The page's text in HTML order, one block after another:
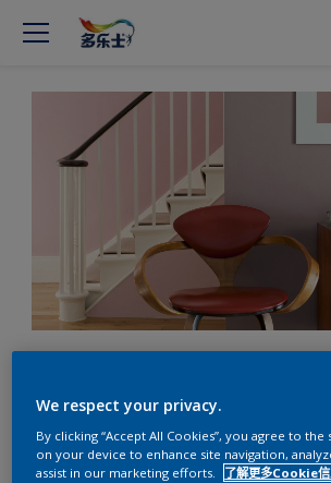
彩搭配打造怀旧感
We respect your privacy.
By clicking “Accept All Cookies”, you agree to
on your device to enhance site navigation,
assist in our marketing efforts.
了解更多Cookie